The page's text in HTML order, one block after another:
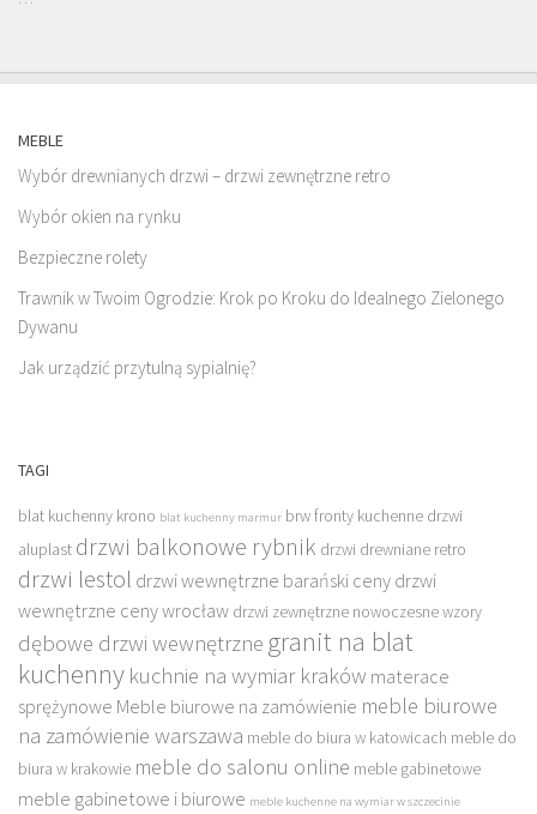
MEBLE
Wybór drewnianych drzwi – drzwi zewnętrzne retro
Wybór okien na rynku
Bezpieczne rolety
Trawnik w Twoim Ogrodzie: Krok po Kroku do Idealnego Zielonego
Dywanu
Jak urządzić przytulną sypialnię?
TAGI
blat kuchenny krono blat kuchenny marmur brw fronty kuchenne drzwi
aluplast drzwi balkonowe rybnik drzwi drewniane retro
drzwi lestol drzwi wewnętrzne barański ceny drzwi
wewnętrzne ceny wrocław drzwi zewnętrzne nowoczesne wzory
dębowe drzwi wewnętrzne granit na blat
kuchenny kuchnie na wymiar kraków materace
sprężynowe Meble biurowe na zamówienie meble biurowe
na zamówienie warszawa meble do biura w katowicach meble do
biura w krakowie meble do salonu online meble gabinetowe
meble gabinetowe i biurowe meble kuchenne na wymiar w szczecinie